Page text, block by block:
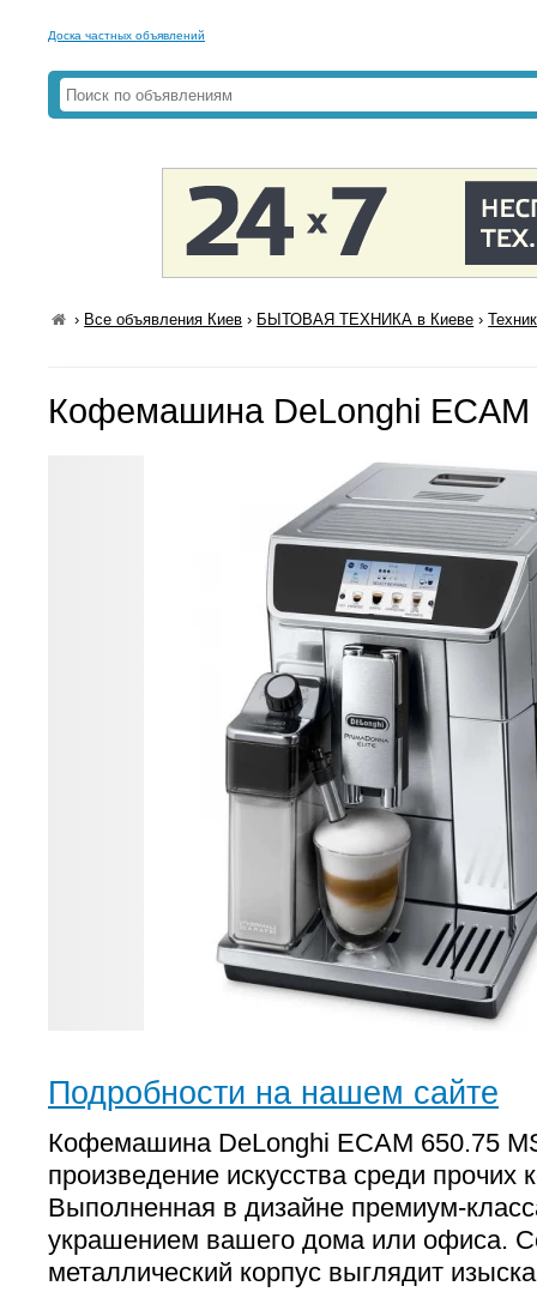
Доска частных объявлений
› Все объявления Киев › БЫТОВАЯ ТЕХНИКА в Киеве ›
Кофемашина DeLonghi ECAM
Подробности на нашем сайте
Кофемашина DeLonghi ECAM 650.75
произведение искусства среди
Выполненная в дизайне премиум-
украшением вашего дома или офиса.
металлический корпус выглядит